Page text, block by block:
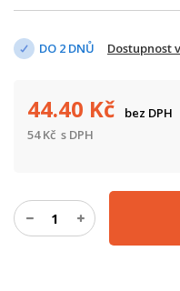
DO 2 DNŮ Dostupnost
44.40 Kč
bez DPH
54Kč s DPH